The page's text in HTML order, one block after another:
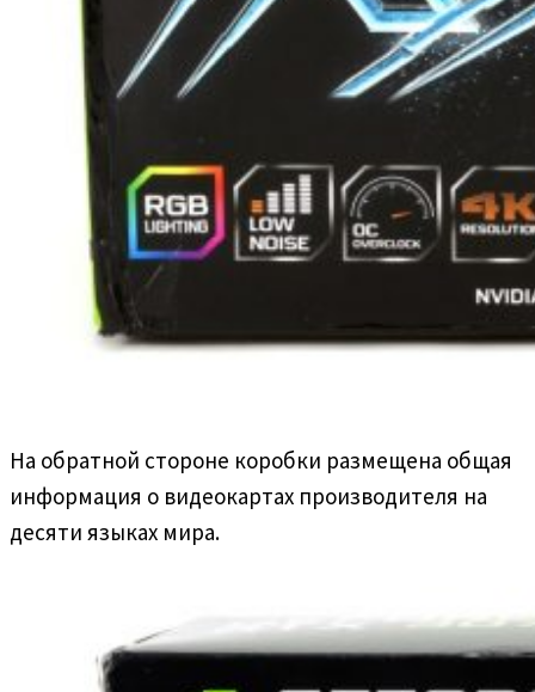
На обратной стороне коробки размещена общая
информация о видеокартах производителя на
десяти языках мира.